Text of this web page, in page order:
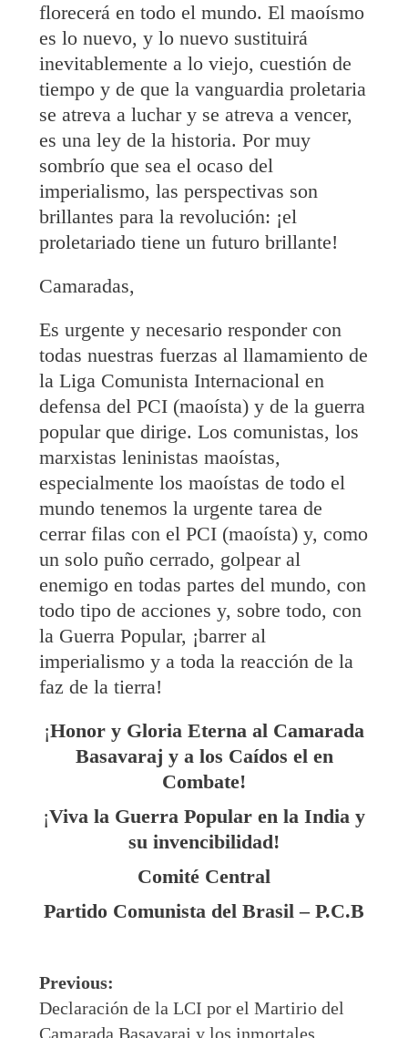
florecerá en todo el mundo. El maoísmo
es lo nuevo, y lo nuevo sustituirá
inevitablemente a lo viejo, cuestión de
tiempo y de que la vanguardia proletaria
se atreva a luchar y se atreva a vencer,
es una ley de la historia. Por muy
sombrío que sea el ocaso del
imperialismo, las perspectivas son
brillantes para la revolución: ¡el
proletariado tiene un futuro brillante!
Camaradas,
Es urgente y necesario responder con
todas nuestras fuerzas al llamamiento de
la Liga Comunista Internacional en
defensa del PCI (maoísta) y de la guerra
popular que dirige. Los comunistas, los
marxistas leninistas maoístas,
especialmente los maoístas de todo el
mundo tenemos la urgente tarea de
cerrar filas con el PCI (maoísta) y, como
un solo puño cerrado, golpear al
enemigo en todas partes del mundo, con
todo tipo de acciones y, sobre todo, con
la Guerra Popular, ¡barrer al
imperialismo y a toda la reacción de la
faz de la tierra!
¡Honor y Gloria Eterna al Camarada
Basavaraj y a los Caídos el en
Combate!
¡Viva la Guerra Popular en la India y
su invencibilidad!
Comité Central
Partido Comunista del Brasil – P.C.B
Post
navigation
Previous:
Declaración de la LCI por el Martirio del
Camarada Basavaraj y los inmortales